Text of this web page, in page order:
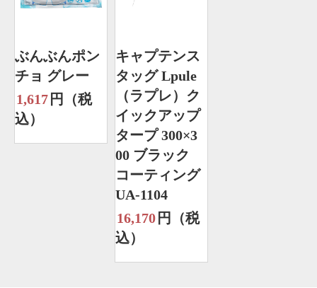
ぶんぶんポン
チョ グレー
1,617 円（税
込）
キャプテンス
タッグ Lpule
（ラプレ）ク
イックアップ
タープ 300×3
00 ブラック
コーティング
UA-1104
16,170 円（税
込）